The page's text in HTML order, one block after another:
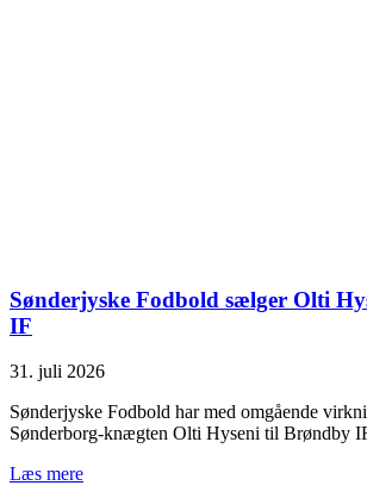
Sønderjyske Fodbold sælger Olti
IF
31. juli 2026
Sønderjyske Fodbold har med omgående
Sønderborg-knægten Olti Hyseni til Brøndby
Læs mere